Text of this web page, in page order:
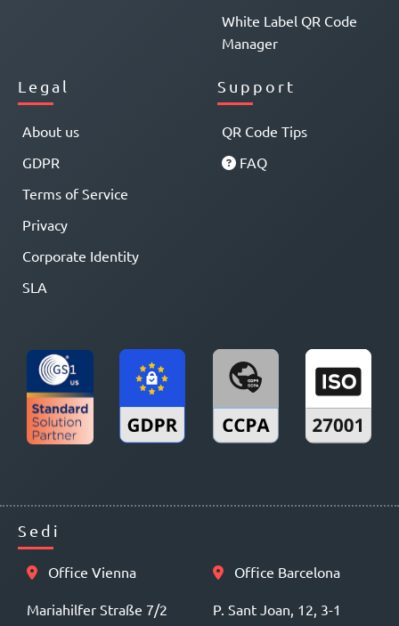
White Label QR Code
Manager
Legal
About us
GDPR
Terms of Service
Privacy
Corporate Identity
SLA
Support
QR Code Tips
FAQ
Sedi
Office Vienna
Mariahilfer Straße 7/2
Office Barcelona
P. Sant Joan, 12, 3-1